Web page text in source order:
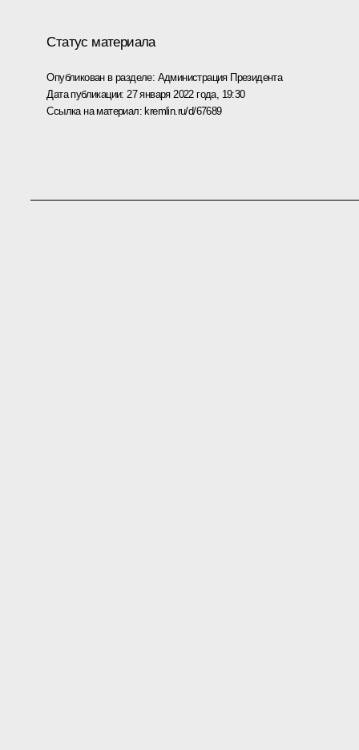
Статус материала
Опубликован в разделе: Администрация Президента
Дата публикации: 27 января 2022 года, 19:30
Ссылка на материал: kremlin.ru/d/67689